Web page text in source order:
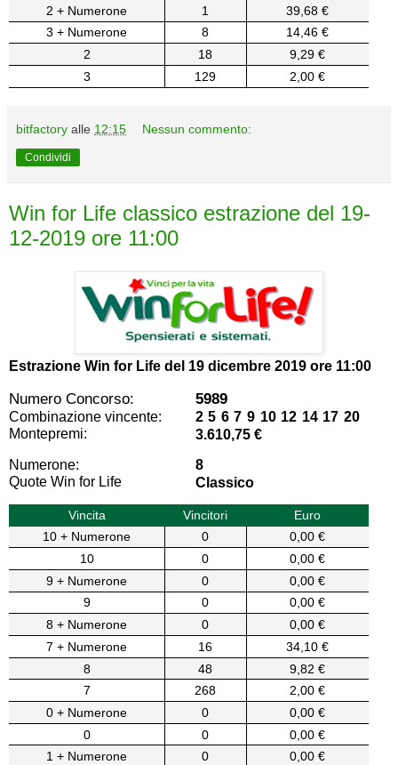
2 + Numerone
1
39,68 €
3 + Numerone
8
14,46 €
2
18
9,29 €
3
129 2,00 €
bitfactory alle 12:15 Nessun commento:
Condividi
Win for Life classico estrazione del 19-
12-2019 ore 11:00
Estrazione Win for Life del 19 dicembre 2019 ore 11:00
Numero Concorso: 5989
Combinazione vincente:
2 5 6 7 9 10 12 14 17 20
Montepremi:
3.610,75 €
Numerone:
8
Quote Win for Life
Classico
Vincita Vincitori
Euro
10 + Numerone
0
0,00 €
10
0
0,00 €
9 + Numerone
0
0,00 €
9
0
0,00 €
8 + Numerone
0
0,00 €
7 + Numerone
16
34,10 €
8
48
9,82 €
7
268
2,00 €
0 + Numerone
0
0,00 €
0
0
0,00 €
1 + Numerone
0
0,00 €